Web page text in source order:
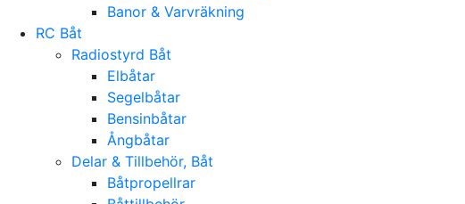
Banor & Varvräkning
RC Båt
Radiostyrd Båt
Elbåtar
Segelbåtar
Bensinbåtar
Ångbåtar
Delar & Tillbehör, Båt
Båtpropellrar